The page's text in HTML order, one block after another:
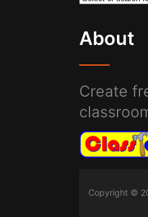
About
Create
Copyright ©